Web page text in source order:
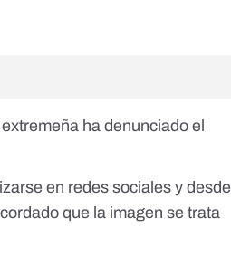
ha denunciado el
en redes sociales y desde
que la imagen se trata